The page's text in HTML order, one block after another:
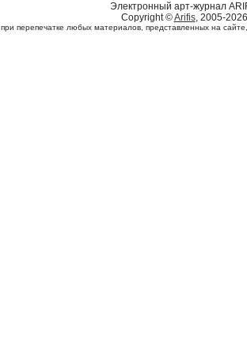
Электронный арт-журнал
Copyright ©Arifis, 2005-2026
при перепечатке любых материалов, представленных на